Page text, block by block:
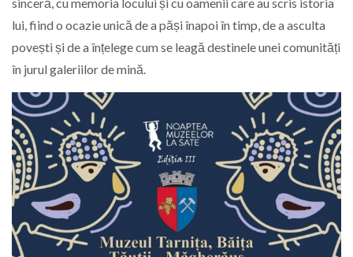
lui, fiind o ocazie unică de a păși înapoi în timp, de a asculta
povești și de a înțelege cum se leagă destinele unei comunități
în jurul galeriilor de mină.